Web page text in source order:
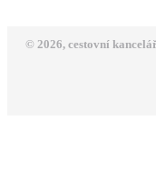
© 2026, cestovní